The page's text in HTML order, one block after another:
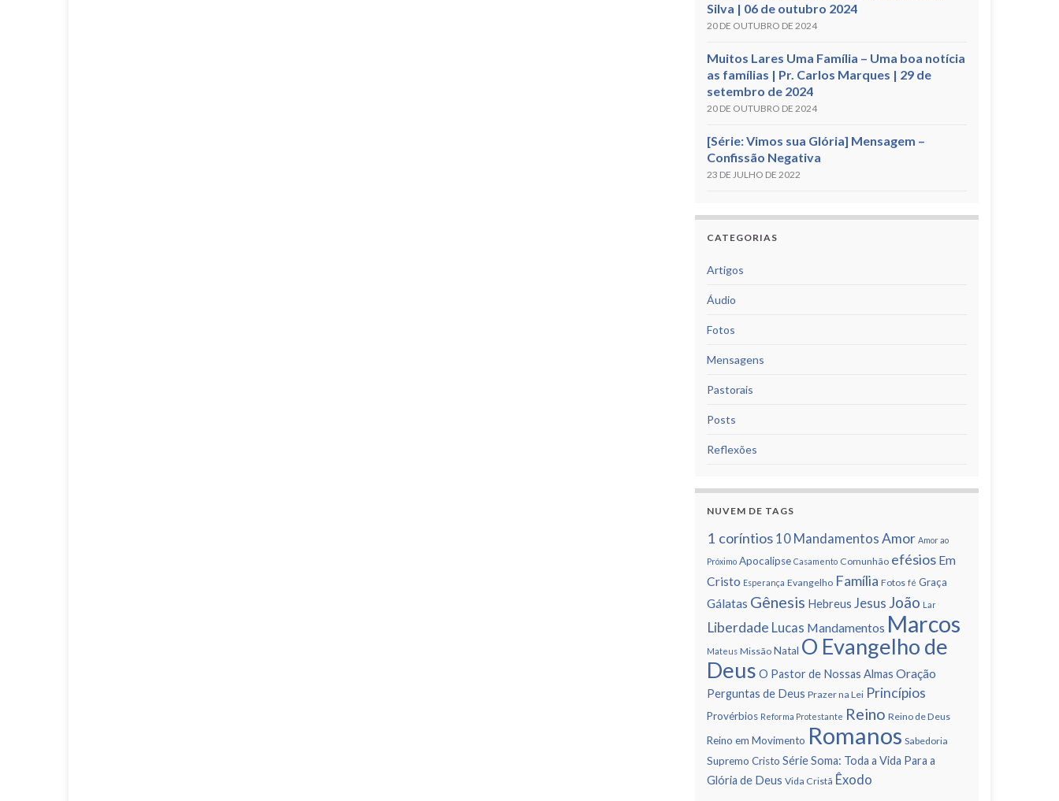
Silva | 06 de outubro 2024
20 DE OUTUBRO DE 2024
Muitos Lares Uma Família – Uma boa notícia
as famílias | Pr. Carlos Marques | 29 de
setembro de 2024
20 DE OUTUBRO DE 2024
[Série: Vimos sua Glória] Mensagem –
Confissão Negativa
23 DE JULHO DE 2022
CATEGORIAS
Artigos
Áudio
Fotos
Mensagens
Pastorais
Posts
Reflexões
NUVEM DE TAGS
1 corí­ntios 10 Mandamentos Amor Amor ao
Próximo Apocalipse Casamento Comunhão efésios Em
Cristo Esperança Evangelho Famí­lia Fotos fé Graça
Gálatas Gênesis Hebreus Jesus João Lar
Liberdade Lucas Mandamentos Marcos
Mateus Missão Natal O Evangelho de
Deus O Pastor de Nossas Almas Oração
Perguntas de Deus Prazer na Lei Princí­pios
Provérbios Reforma Protestante Reino Reino de Deus
Reino em Movimento Romanos Sabedoria
Supremo Cristo Série Soma: Toda a Vida Para a
Glória de Deus Vida Cristã Êxodo